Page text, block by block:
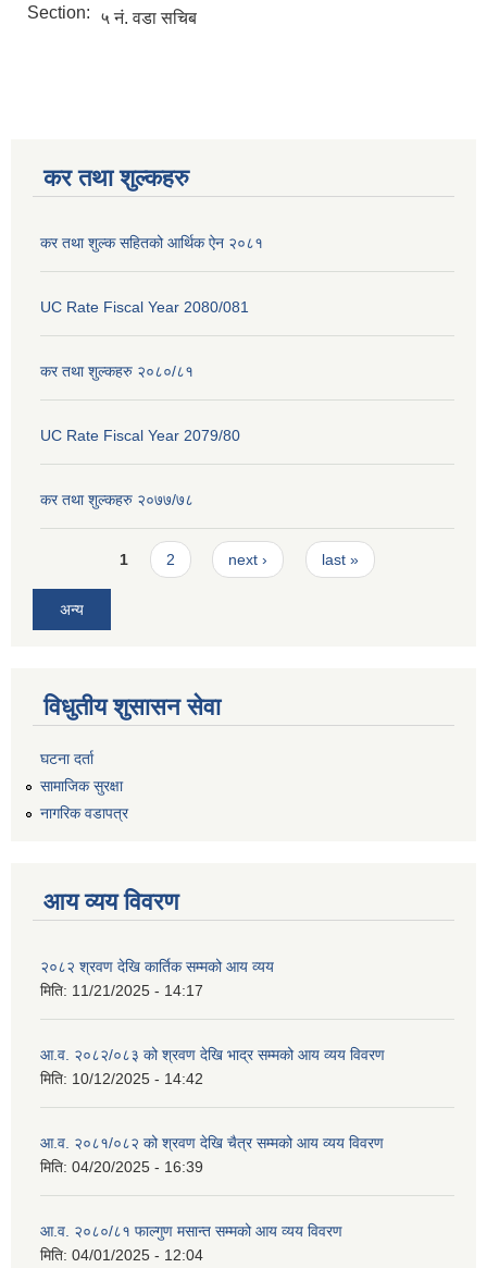
Section:
५ नं. वडा सचिब
कर तथा शुल्कहरु
कर तथा शुल्क सहितको आर्थिक ऐन २०८१
UC Rate Fiscal Year 2080/081
कर तथा शुल्कहरु २०८०/८१
UC Rate Fiscal Year 2079/80
कर तथा शुल्कहरु २०७७/७८
Pages1 2 next › last »
अन्य
विधुतीय शुसासन सेवा
घटना दर्ता
सामाजिक सुरक्षा
नागरिक वडापत्र
आय व्यय विवरण
२०८२ श्रवण देखि कार्तिक सम्मको आय व्यय
मिति: 11/21/2025 - 14:17
आ.व. २०८२/०८३ को श्रवण देखि भाद्र सम्मको आय व्यय विवरण
मिति: 10/12/2025 - 14:42
आ.व. २०८१/०८२ को श्रवण देखि चैत्र सम्मको आय व्यय विवरण
मिति: 04/20/2025 - 16:39
आ.व. २०८०/८१ फाल्गुण मसान्त सम्मको आय व्यय विवरण
मिति: 04/01/2025 - 12:04